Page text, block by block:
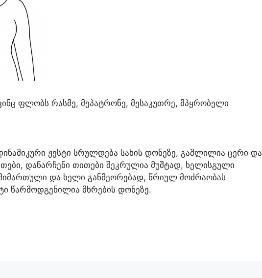
ფლობს რასმე, მეპატრონე, მესაკუთრე, მპყრობელი
ჟესტი სრულდება სახის დონეზე, გაშლილია ცერი და
დანარჩენი თითები შეკრულია მუშტად, ხელისგული
მიმართული და ხელი განმეორებად, წრიულ მოძრაობას
წარმოდგენილია მხრების დონეზე.